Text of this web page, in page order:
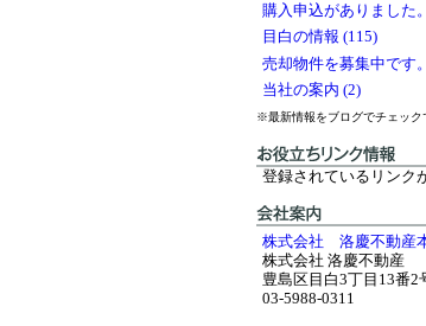
購入申込がありました。
目白の情報 (115)
売却物件を募集中です
当社の案内 (2)
※最新情報をブログでチェック
登録されているリンク
株式会社 洛慶不動産
株式会社 洛慶不動産
豊島区目白3丁目13番2
03-5988-0311